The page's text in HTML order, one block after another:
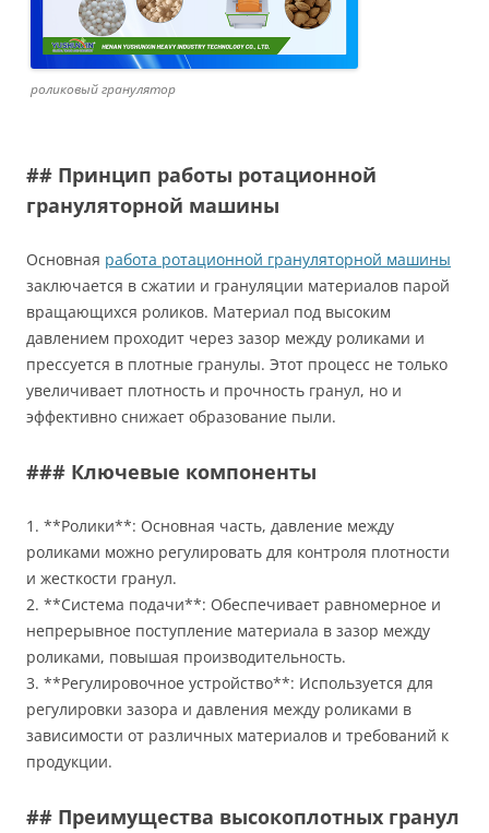
роликовый гранулятор
## Принцип работы ротационной
грануляторной машины
Основная работа ротационной грануляторной машины
заключается в сжатии и грануляции материалов парой
вращающихся роликов. Материал под высоким
давлением проходит через зазор между роликами и
прессуется в плотные гранулы. Этот процесс не только
увеличивает плотность и прочность гранул, но и
эффективно снижает образование пыли.
### Ключевые компоненты
1. **Ролики**: Основная часть, давление между
роликами можно регулировать для контроля плотности
и жесткости гранул.
2. **Система подачи**: Обеспечивает равномерное и
непрерывное поступление материала в зазор между
роликами, повышая производительность.
3. **Регулировочное устройство**: Используется для
регулировки зазора и давления между роликами в
зависимости от различных материалов и требований к
продукции.
## Преимущества высокоплотных гранул